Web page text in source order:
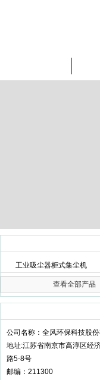
工业吸尘器柜式集尘机
查看全部产品
公司名称：全风环保科技股份
地址:江苏省南京市高淳区经
路5-8号
邮编：211300